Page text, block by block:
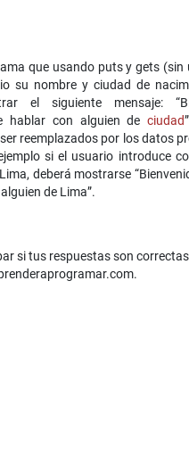
que usando puts y gets
su nombre y ciudad de
el siguiente mensaje:
hablar con alguien deciudad
reemplazados por los datos
si el usuario introduce
deberá mostrarse
de Lima”.
si tus respuestas son